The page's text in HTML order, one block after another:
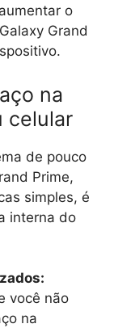
o
Grand
na
celular
de pouco
Prime,
simples, é
interna do
você não
na